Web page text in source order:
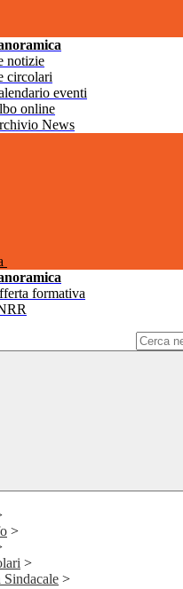
notizie
circolari
eventi
online
News
formativa
>
>
Sindacale >